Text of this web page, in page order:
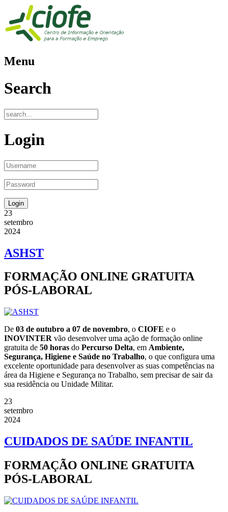
Menu
Search
Login
23
setembro
2024
ASHST
FORMAÇÃO ONLINE GRATUITA
PÓS-LABORAL
De 03 de outubro a 07 de novembro, o CIOFE e o
INOVINTER vão desenvolver uma ação de formação online
gratuita de 50 horas do Percurso Delta, em Ambiente,
Segurança, Higiene e Saúde no Trabalho, o que configura uma
excelente oportunidade para desenvolver as suas competências na
área da Higiene e Segurança no Trabalho, sem precisar de sair da
sua residência ou Unidade Militar.
23
setembro
2024
CUIDADOS DE SAÚDE INFANTIL
FORMAÇÃO ONLINE GRATUITA
PÓS-LABORAL